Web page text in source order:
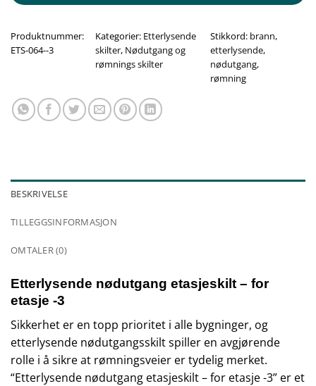
Produktnummer:
ETS-064--3
Kategorier: Etterlysende
skilter, Nødutgang og
rømnings skilter
Stikkord: brann,
etterlysende,
nødutgang,
rømning
BESKRIVELSE
TILLEGGSINFORMASJON
OMTALER (0)
Etterlysende nødutgang etasjeskilt – for
etasje -3
Sikkerhet er en topp prioritet i alle bygninger, og
etterlysende nødutgangsskilt spiller en avgjørende
rolle i å sikre at rømningsveier er tydelig merket.
“Etterlysende nødutgang etasjeskilt – for etasje -3” er et